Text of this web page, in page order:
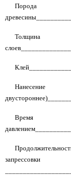
Порода
Толщина